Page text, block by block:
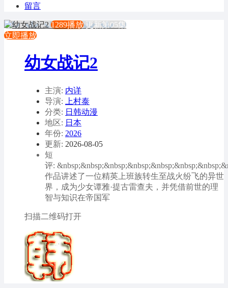
留言
1289播放 更新第05集
立即播放
幼女战记2
主演: 内详
导演:
上村泰
分类: 日韩动漫
地区: 日本
年份: 2026
更新: 2026-08-05
短
评:
作品讲述了一位精英上班族转生至战火纷飞的异世
界，成为少女谭雅·提古雷查夫，并凭借前世的理
智与知识在帝国军
扫描二维码打开